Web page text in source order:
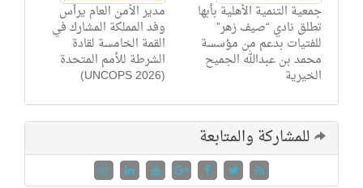
مدير الأمن العام يرأس
وفد المملكة المشارك في
القمة الخامسة لقادة
الشرطة للأمم المتحدة
(UNCOPS 2026)
جمعية التنمية الأهلية بأبها
تطلق نادي “صيف زهر”
للفتيات بدعم من مؤسسة
محمد بن عبدالله الجميح
الخيرية
للمشاركة والمتابعة